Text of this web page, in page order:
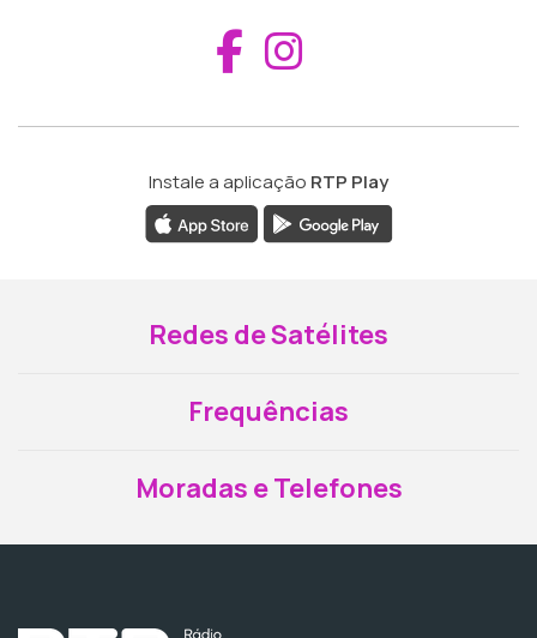
Aceder ao
Instale a aplicação RTP Play
Redes de Satélites
Frequências
Moradas e Telefones